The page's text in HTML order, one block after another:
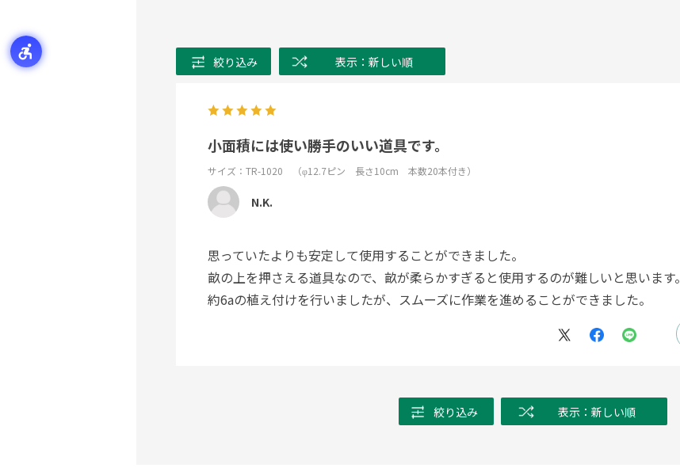
絞り込み 表示：新しい順
小面積には使い勝手のいい道具です。
サイズ：TR-1020 （φ12.7ピン 長さ10cm 本数20本付き）
N.K.
思っていたよりも安定して使用することができました。
畝の上を押さえる道具なので、畝が柔らかすぎると使用するのが難しいと思います。
約6aの植え付けを行いましたが、スムーズに作業を進めることができました。
絞り込み 表示：新しい順